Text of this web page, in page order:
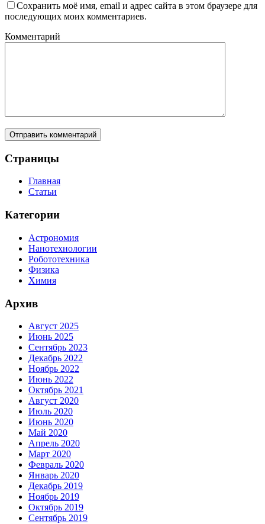
Сохранить моё имя, email и адрес сайта в этом браузере для
последующих моих комментариев.
Комментарий
Страницы
Главная
Статьи
Категории
Астрономия
Нанотехнологии
Робототехника
Физика
Химия
Архив
Август 2025
Июнь 2025
Сентябрь 2023
Декабрь 2022
Ноябрь 2022
Июнь 2022
Октябрь 2021
Август 2020
Июль 2020
Июнь 2020
Май 2020
Апрель 2020
Март 2020
Февраль 2020
Январь 2020
Декабрь 2019
Ноябрь 2019
Октябрь 2019
Сентябрь 2019